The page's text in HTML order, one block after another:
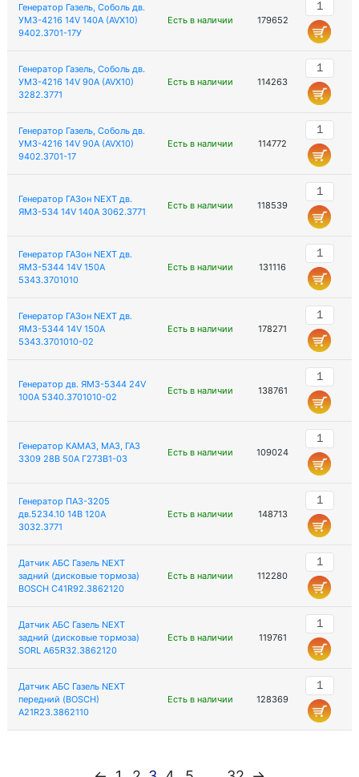
Генератор Газель, Соболь дв.
УМЗ-4216 14V 140А (AVX10)
9402.3701-17У
Есть в наличии 179652
Генератор Газель, Соболь дв.
УМЗ-4216 14V 90А (AVX10)
3282.3771
Есть в наличии 114263
Генератор Газель, Соболь дв.
УМЗ-4216 14V 90А (AVX10)
9402.3701-17
Есть в наличии 114772
Генератор ГАЗон NEXT дв.
ЯМЗ-534 14V 140А 3062.3771
Есть в наличии 118539
Генератор ГАЗон NEXT дв.
ЯМЗ-5344 14V 150A
5343.3701010
Есть в наличии 131116
Генератор ГАЗон NEXT дв.
ЯМЗ-5344 14V 150A
5343.3701010-02
Есть в наличии 178271
Генератор дв. ЯМЗ-5344 24V
100A 5340.3701010-02
Есть в наличии 138761
Генератор КАМАЗ, МАЗ, ГАЗ
3309 28В 50А Г273В1-03
Есть в наличии 109024
Генератор ПАЗ-3205
дв.5234.10 14В 120А
3032.3771
Есть в наличии 148713
Датчик АБС Газель NEXT
задний (дисковые тормоза)
BOSCH C41R92.3862120
Есть в наличии 112280
Датчик АБС Газель NEXT
задний (дисковые тормоза)
SORL A65R32.3862120
Есть в наличии 119761
Датчик АБС Газель NEXT
передний (BOSCH)
А21R23.3862110
Есть в наличии 128369